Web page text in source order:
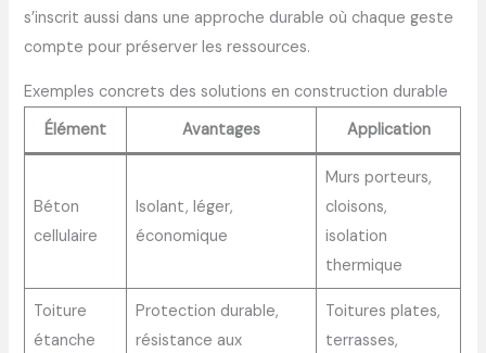
s’inscrit aussi dans une approche durable où chaque geste
compte pour préserver les ressources.
Exemples concrets des solutions en construction durable
Élément
Avantages Application
Béton
cellulaire
Isolant, léger,
économique
Murs porteurs,
cloisons,
isolation
thermique
Toiture
étanche
Protection durable,
résistance aux
Toitures plates,
terrasses,